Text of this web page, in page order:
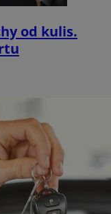
od kulis.